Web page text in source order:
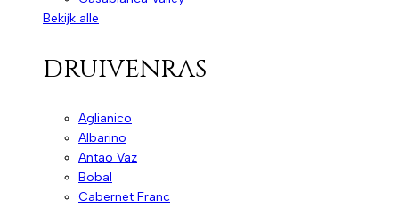
Bekijk alle
druivenras
Aglianico
Albarino
Antão Vaz
Bobal
Cabernet Franc